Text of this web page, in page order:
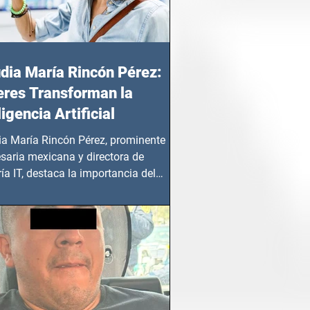
María Rincón Pérez:
Transforman la
Artificial
María Rincón Pérez, prominente
mexicana y directora de
IT, destaca la importancia del